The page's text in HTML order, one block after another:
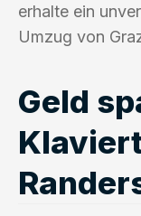
erhalte ein
Umzug von
Geld